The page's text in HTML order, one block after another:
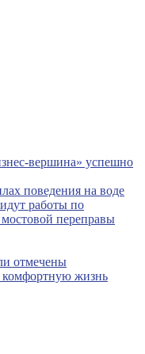
успешно
поведения на воде
работы по
переправы
отмечены
комфортную жизнь